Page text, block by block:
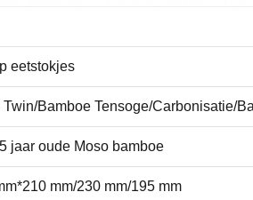
eetstokjes
Twin/Bamboe Tensoge/Carbonisatie/
jaar oude Moso bamboe
mm/230 mm/195 mm